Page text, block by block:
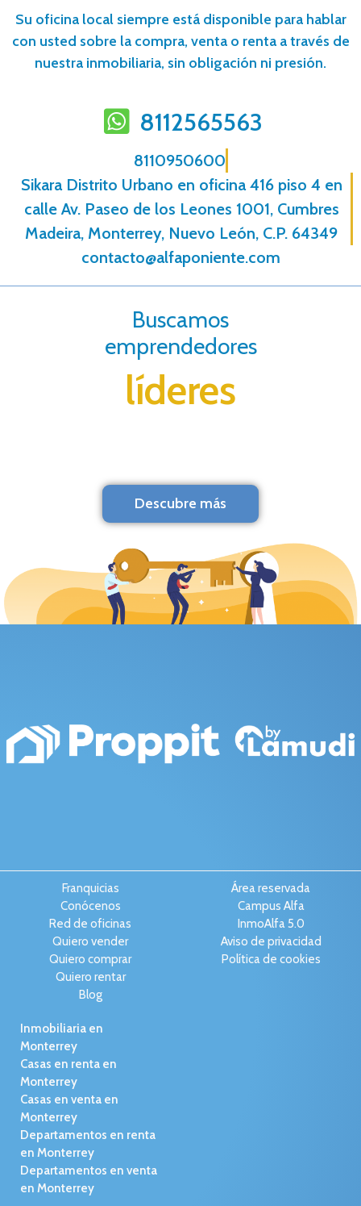
Su oficina local siempre está disponible para hablar
con usted sobre la compra, venta o renta a través de
nuestra inmobiliaria, sin obligación ni presión.
8112565563
8110950600
Sikara Distrito Urbano en oficina 416 piso 4 en
calle Av. Paseo de los Leones 1001, Cumbres
Madeira, Monterrey, Nuevo León, C.P. 64349
contacto@alfaponiente.com
Buscamos
emprendedores
líderes
Descubre más
Franquicias
Conócenos
Red de oficinas
Quiero vender
Quiero comprar
Quiero rentar
Blog
Área reservada
Campus Alfa
InmoAlfa 5.0
Aviso de privacidad
Política de cookies
Inmobiliaria en
Monterrey
Casas en renta en
Monterrey
Casas en venta en
Monterrey
Departamentos en renta
en Monterrey
Departamentos en venta
en Monterrey